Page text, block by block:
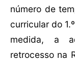
número de
curricular do
medida, a
retrocesso na